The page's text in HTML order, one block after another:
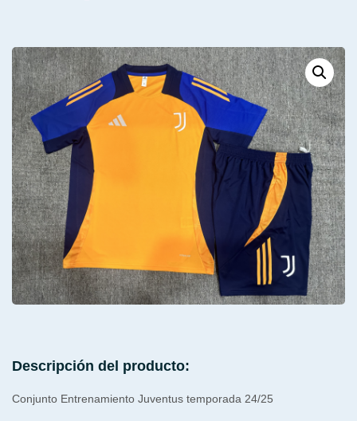
Descripción del producto:
Conjunto Entrenamiento Juventus temporada 24/25